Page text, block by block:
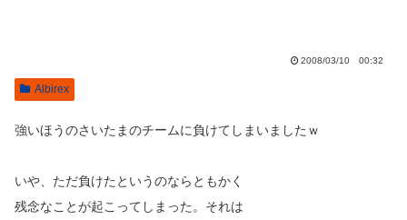
2008/03/10 00:32
Albirex
強いほうのさいたまのチームに負けてしまいましたｗ
いや、ただ負けたというのならともかく
残念なことが起こってしまった。それは